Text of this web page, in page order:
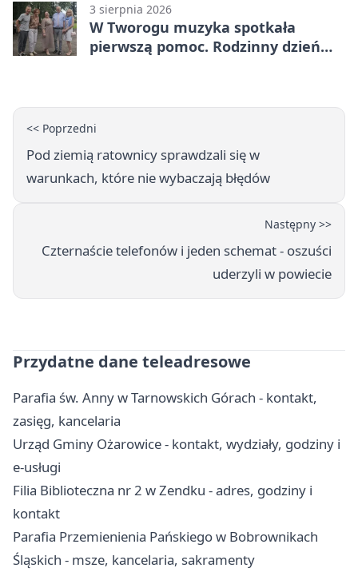
3 sierpnia 2026
W Tworogu muzyka spotkała
pierwszą pomoc. Rodzinny dzień
<< Poprzedni
Pod ziemią ratownicy sprawdzali się w
warunkach, które nie wybaczają błędów
Następny >>
Czternaście telefonów i jeden schemat - oszuści
uderzyli w powiecie
Przydatne dane teleadresowe
Parafia św. Anny w Tarnowskich Górach - kontakt,
zasięg, kancelaria
Urząd Gminy Ożarowice - kontakt, wydziały, godziny i
e-usługi
Filia Biblioteczna nr 2 w Zendku - adres, godziny i
kontakt
Parafia Przemienienia Pańskiego w Bobrownikach
Śląskich - msze, kancelaria, sakramenty